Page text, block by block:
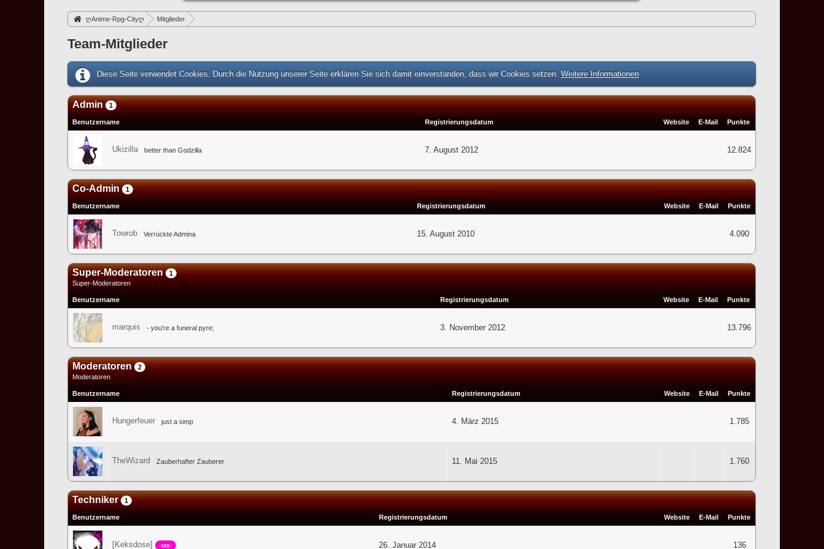
ღAnime-Rpg-Cityღ Mitglieder
Team-Mitglieder
Diese Seite verwendet Cookies. Durch die Nutzung unserer Seite erklären Sie sich damit einverstanden, dass wir Cookies setzen. Weitere Informationen
Admin 1
Benutzername Registrierungsdatum Website E-Mail Punkte
Ukizilla better than Godzilla 7. August 2012 12.824
Co-Admin 1
Benutzername Registrierungsdatum Website E-Mail Punkte
Towrob Verrückte Admina 15. August 2010 4.090
Super-Moderatoren 1
Super-Moderatoren
Benutzername Registrierungsdatum Website E-Mail Punkte
marquis - you're a funeral pyre; 3. November 2012 13.796
Moderatoren 2
Moderatoren
Benutzername Registrierungsdatum Website E-Mail Punkte
Hungerfeuer just a simp 4. März 2015 1.785
TheWizard Zauberhafter Zauberer 11. Mai 2015 1.760
Techniker 1
Benutzername Registrierungsdatum Website E-Mail Punkte
[Keksdose] ·мв· 26. Januar 2014 136